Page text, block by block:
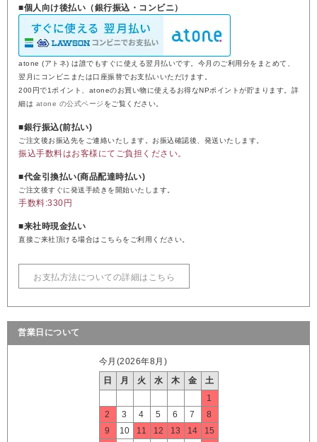
■個人向け後払い（銀行振込・コンビニ）
atone (アトネ) は誰でもすぐに使える翌月払いです。今月のご利用分をまとめて、
翌月にコンビニまたは口座振替でお支払いいただけます。
200円で1ポイント、atoneのお買い物に使えるお得なNPポイントが貯まります。詳
細は atone の公式ページ をご覧ください。
■銀行振込(前払い)
ご注文後お振込先をご連絡いたします。お振込確認後、発送いたします。
振込手数料はお客様にてご負担ください。
■代金引換払い(商品配達時払い)
ご注文後すぐに発送手続きを開始いたします。
手数料:330円
■来社時現金払い
直接ご来社頂ける場合はこちらをご利用ください。
お支払方法についての詳細はこちら
営業日について
今月(2026年8月)
日
月 火 水 木 金
土
1
2
3 4 5 6 7
8
9
10 11 12 13 14
15